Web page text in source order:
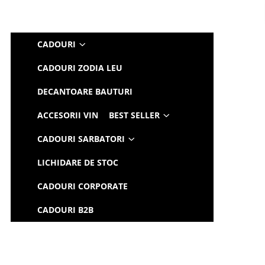
CADOURI
CADOURI ZODIA LEU
DECANTOARE BAUTURI
ACCESORII VIN BEST SELLER
CADOURI SARBATORI
LICHIDARE DE STOC
CADOURI CORPORATE
CADOURI B2B